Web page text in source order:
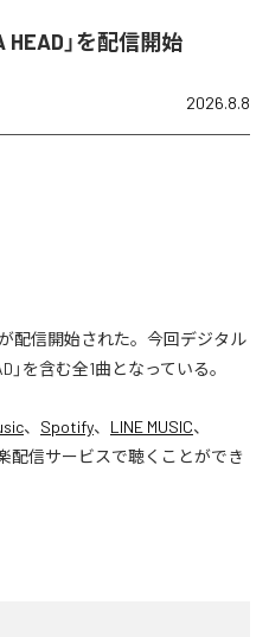
HEAD」を配信開始
2026.8.8
が配信開始された。今回デジタル
」を含む全1曲となっている。
、 Spotify、 LINE MUSIC、
配信サービスで聴くことができ